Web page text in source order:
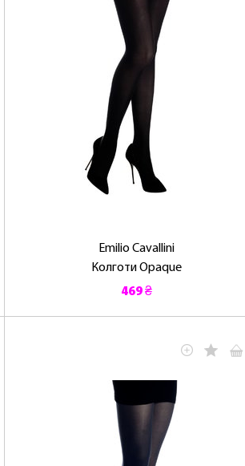
Emilio Cavallini
Колготи Opaque
469 ₴